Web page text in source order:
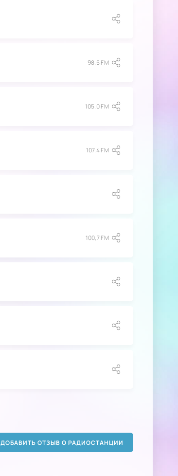
98.5 FM
105.0 FM
107.4 FM
100,7 FM
ДОБАВИТЬ ОТЗЫВ О РАДИОСТАНЦИИ